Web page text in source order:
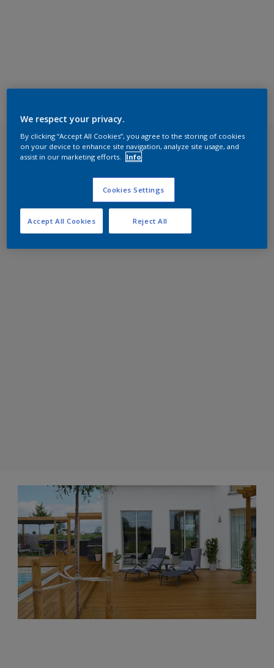
We respect your privacy.
By clicking “Accept All Cookies”, you agree to the storing of cookies
on your device to enhance site navigation, analyze site usage, and
assist in our marketing efforts.
Info
Cookies Settings
Reject All
Accept All Cookies